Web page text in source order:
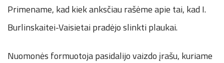
Primename, kad kiek anksčiau rašėme apie tai, kad I.
Burlinskaitei-Vaisietai pradėjo slinkti plaukai.
Nuomonės formuotoja pasidalijo vaizdo įrašu, kuriame